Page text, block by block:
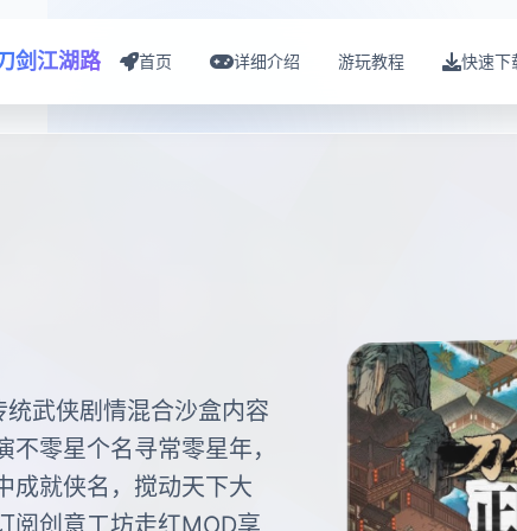
剑江湖路 首页 详细介绍 游玩教程 快速下
统武侠剧情混合沙盒内容
零星个名寻常零星年，
成就侠名，搅动天下大
阅创意工坊走红MOD享